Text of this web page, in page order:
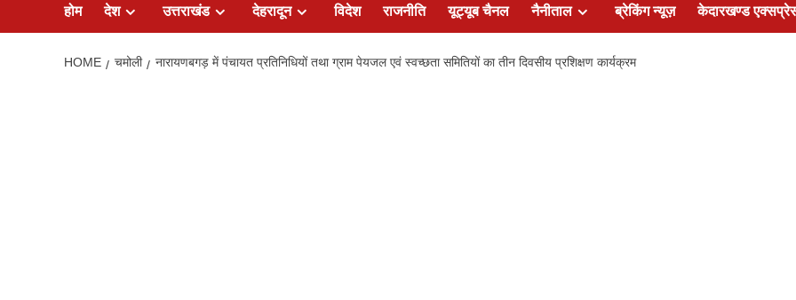
होम देश उत्तराखंड देहरादून विदेश राजनीति यूट्यूब चैनल नैनीताल ब्रेकिंग न्यूज़ केदारखण्ड
HOME चमोली नारायणबगड़ में पंचायत प्रतिनिधियों तथा ग्राम पेयजल एवं स्वच्छता समितियों का तीन दिवसीय प्रशिक्षण कार्यक्रम